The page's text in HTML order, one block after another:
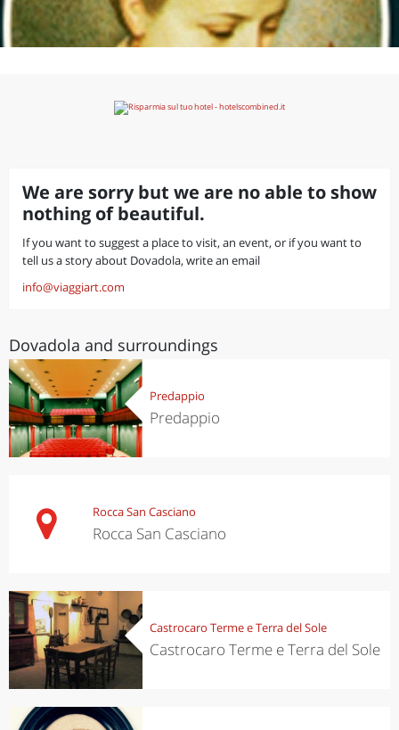
We are sorry but we are no able to show
nothing of beautiful.
If you want to suggest a place to visit, an event, or if you want to
tell us a story about Dovadola, write an email
info@viaggiart.com
Dovadola and surroundings
Predappio
Predappio
Rocca San Casciano
Rocca San Casciano
Castrocaro Terme e Terra del Sole
Castrocaro Terme e Terra del Sole